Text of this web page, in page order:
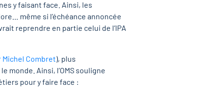
y faisant face. Ainsi, les
même si l’échéance annoncée
reprendre en partie celui de l’IPA
Combret), plus
monde. Ainsi, l’OMS souligne
pour y faire face :